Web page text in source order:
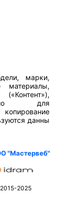
марки,
материалы,
для
данны
"Мастервеб"
2025